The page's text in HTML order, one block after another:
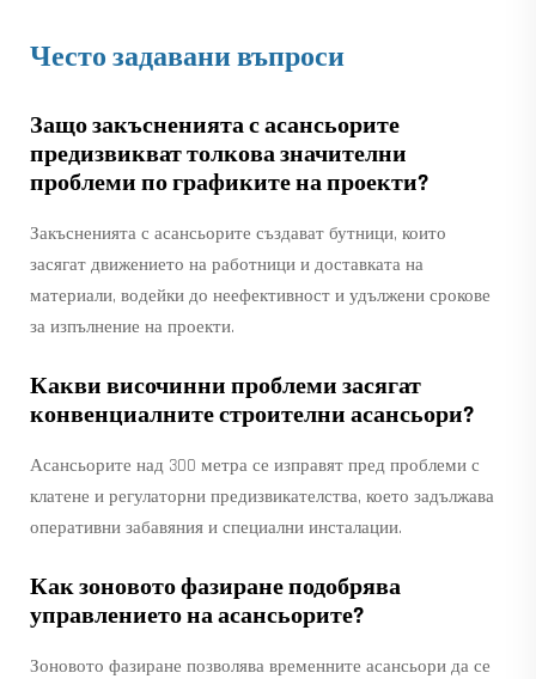
Често задавани въпроси
Защо закъсненията с асансьорите
предизвикват толкова значителни
проблеми по графиките на проекти?
Закъсненията с асансьорите създават бутници, които
засягат движението на работници и доставката на
материали, водейки до неефективност и удължени срокове
за изпълнение на проекти.
Какви височинни проблеми засягат
конвенциалните строителни асансьори?
Асансьорите над 300 метра се изправят пред проблеми с
клатене и регулаторни предизвикателства, което задължава
оперативни забавяния и специални инсталации.
Как зоновото фазиране подобрява
управлението на асансьорите?
Зоновото фазиране позволява временните асансьори да се